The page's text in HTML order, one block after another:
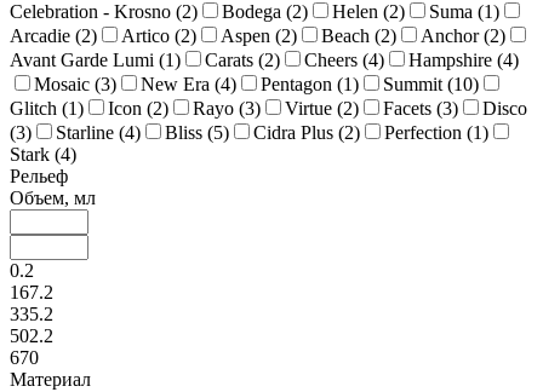
Celebration - Krosno (2) Bodega (2) Helen (2) Suma (1)
Arcadie (2) Artico (2) Aspen (2) Beach (2) Anchor (2)
Avant Garde Lumi (1) Carats (2) Cheers (4) Hampshire (4)
Mosaic (3) New Era (4) Pentagon (1) Summit (10)
Glitch (1) Icon (2) Rayo (3) Virtue (2) Facets (3)
Disco
(3) Starline (4) Bliss (5) Cidra Plus (2) Perfection (1)
Stark (4)
Рельеф
Объем, мл
0.2
167.2
335.2
502.2
670
Материал